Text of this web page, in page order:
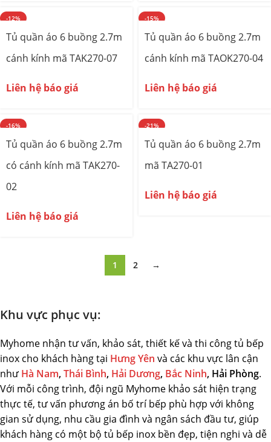
-12%
Tủ quần áo 6 buồng 2.7m
cánh kính mã TAK270-07
Liên hệ báo giá
-15%
Tủ quần áo 6 buồng 2.7m
cánh kính mã TAOK270-04
Liên hệ báo giá
-16%
Tủ quần áo 6 buồng 2.7m
có cánh kính mã TAK270-
02
Liên hệ báo giá
-21%
Tủ quần áo 6 buồng 2.7m
mã TA270-01
Liên hệ báo giá
1 2 →
Khu vực phục vụ:
Myhome nhận tư vấn, khảo sát, thiết kế và thi công tủ bếp
inox cho khách hàng tại Hưng Yên và các khu vực lân cận
như Hà Nam,Thái Bình, Hải Dương, Bắc Ninh, Hải Phòng.
Với mỗi công trình, đội ngũ Myhome khảo sát hiện trạng
thực tế, tư vấn phương án bố trí bếp phù hợp với không
gian sử dụng, nhu cầu gia đình và ngân sách đầu tư, giúp
khách hàng có một bộ tủ bếp inox bền đẹp, tiện nghi và dễ